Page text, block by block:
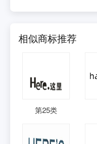
相似商标推荐
第25类